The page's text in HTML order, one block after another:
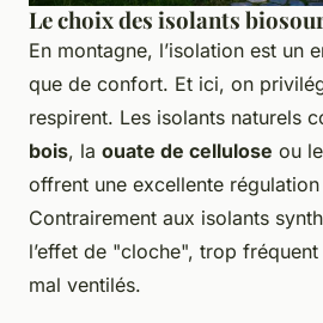
Le choix des isolants
En montagne, l’isolation est un
que de confort. Et ici, on
respirent. Les isolants naturels
bois, la ouate de cellulose ou
offrent une excellente
Contrairement aux isolants
l’effet de "cloche", trop
mal ventilés.